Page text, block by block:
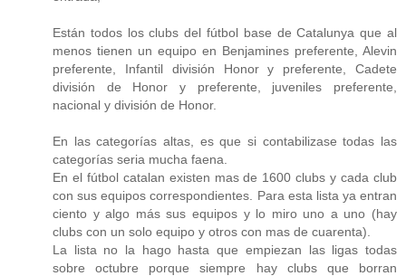
Están todos los clubs del fútbol base de Catalunya que al
menos tienen un equipo en Benjamines preferente, Alevin
preferente, Infantil división Honor y preferente, Cadete
división de Honor y preferente, juveniles preferente,
nacional y división de Honor.
En las categorías altas, es que si contabilizase todas las
categorías seria mucha faena.
En el fútbol catalan existen mas de 1600 clubs y cada club
con sus equipos correspondientes. Para esta lista ya entran
ciento y algo más sus equipos y lo miro uno a uno (hay
clubs con un solo equipo y otros con mas de cuarenta).
La lista no la hago hasta que empiezan las ligas todas
sobre octubre porque siempre hay clubs que borran